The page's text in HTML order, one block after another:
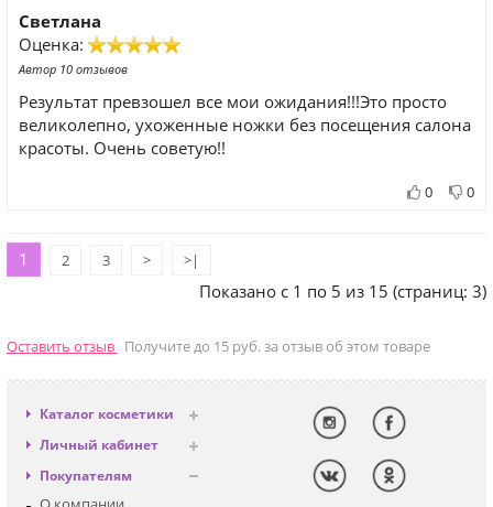
Светлана
Оценка:
Автор 10 отзывов
Результат превзошел все мои ожидания!!!Это просто
великолепно, ухоженные ножки без посещения салона
красоты. Очень советую!!
0 0
1 2 3 > >|
Показано с 1 по 5 из 15 (страниц: 3)
Оставить отзыв Получите до 15 руб. за отзыв об этом товаре
Каталог косметики
Антивозрастная
Декоративная
Личный кабинет
Вход
Регистрация
Покупателям